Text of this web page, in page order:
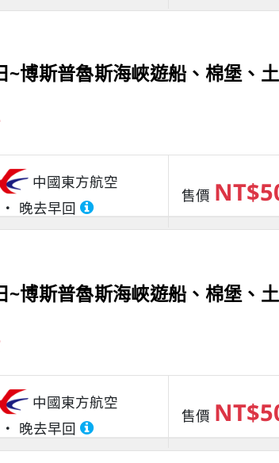
~博斯普魯斯海峽遊船、棉堡、
中國東方航空
晚去早回
售價
~博斯普魯斯海峽遊船、棉堡、
中國東方航空
晚去早回
售價